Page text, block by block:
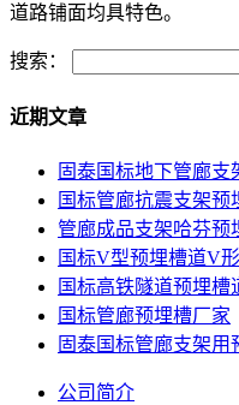
道路铺面均具特色。
搜索：
近期文章
固泰国标地下管廊
国标管廊抗震支架预
管廊成品支架哈芬预
国标V型预埋槽道V
国标高铁隧道预埋槽
国标管廊预埋槽厂家
固泰国标管廊支架用
公司简介